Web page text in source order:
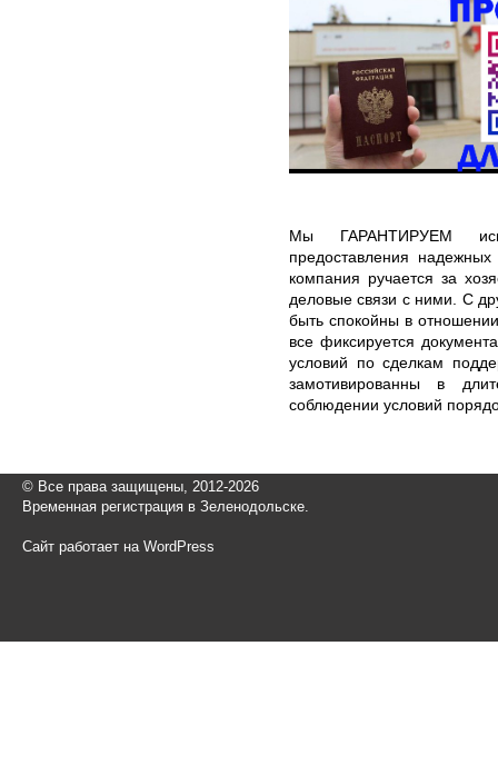
Мы ГАРАНТИРУЕМ
предоставления
компания ручается за
деловые связи с ними. С
быть спокойны в
все фиксируется
условий по сделкам
замотивированны в
соблюдении условий
© Все права защищены, 2012-2026
Временная регистрация в Зеленодольске.
Сайт работает на WordPress